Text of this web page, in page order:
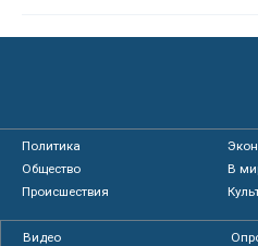
Политика
Общество
В
Происшествия
Видео